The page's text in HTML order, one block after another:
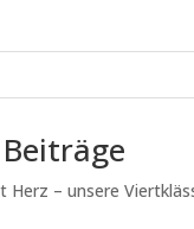
Herz – unsere